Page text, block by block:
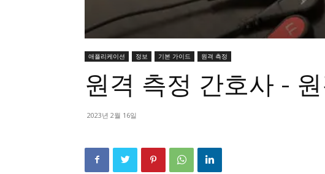
애플리케이션 정보 기본 가이드 원격 측정
원격 측정 간호사 -
2023년 2월 16일